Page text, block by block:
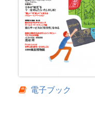
電子ブック